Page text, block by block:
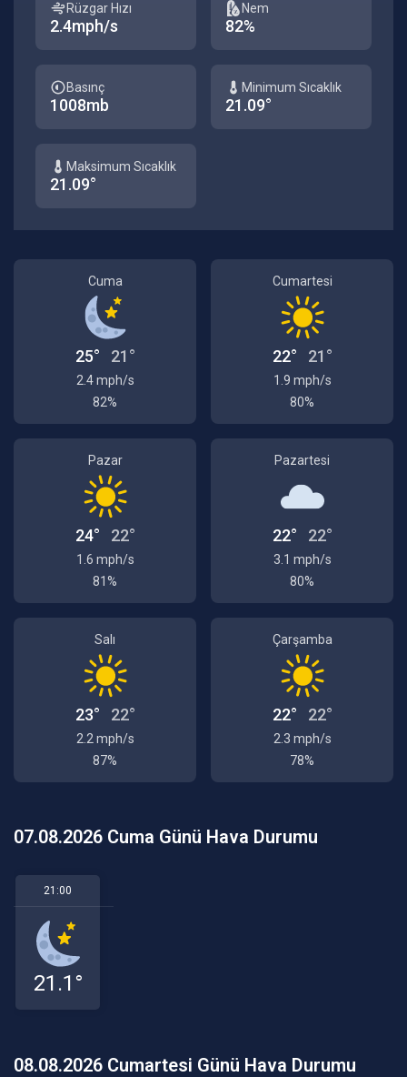
Rüzgar Hızı
2.4mph/s
Nem
82%
Basınç
1008mb
Minimum Sıcaklık
21.09°
Maksimum Sıcaklık
21.09°
Cuma
25° 21°
2.4 mph/s
82%
Cumartesi
22° 21°
1.9 mph/s
80%
Pazar
24° 22°
1.6 mph/s
81%
Pazartesi
22° 22°
3.1 mph/s
80%
Salı
23° 22°
2.2 mph/s
87%
Çarşamba
22° 22°
2.3 mph/s
78%
07.08.2026 Cuma Günü Hava Durumu
21:00
21.1°
08.08.2026 Cumartesi Günü Hava Durumu